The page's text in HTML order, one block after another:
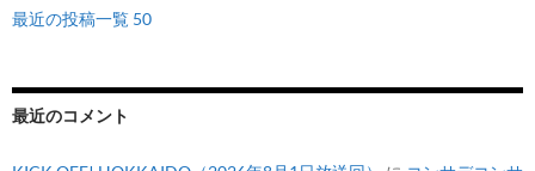
最近の投稿一覧 50
最近のコメント